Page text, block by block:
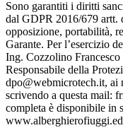
Sono garantiti i diritti
dal GDPR 2016/679 artt.
opposizione, portabilità,
Garante. Per l’esercizio
Ing. Cozzolino
Responsabile della
dpo@webmicrotech.it, ai
scrivendo a questa mail:
completa è disponibile in